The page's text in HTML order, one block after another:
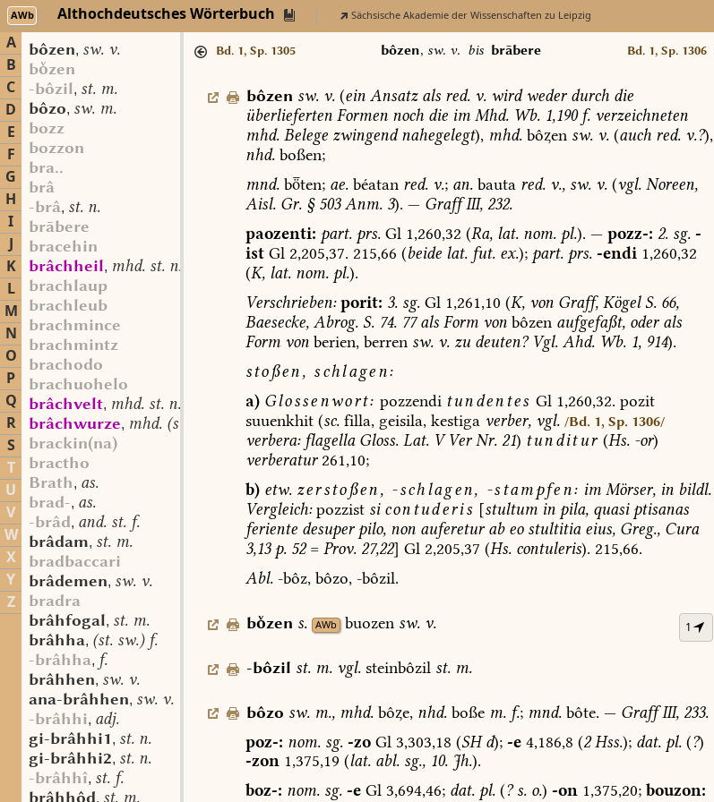
AWb Althochdeutsches Wörterbuch Sächsische Akademie der Wissenschaften zu Leipzig
A
B
C
D
E
F
G
H
I
J
K
L
M
N
O
P
Q
R
S
T
U
V
W
X
Y
Z
bôzen, sw. v.
bzen
-bôzil, st. m.
bôzo, sw. m.
bozz
bozzon
bra..
brâ
-brâ, st. n.
brābere
bracehin
brâchheil, mhd. st. n.
brachlaup
brachleub
brachmince
brachmintz
brachodo
brachuohelo
brâchvelt, mhd. st. n.
brâchwurze, mhd. (st. sw.?) f.
brackin(na)
bractho
Brath, as.
brad-, as.
-brâd, and. st. f.
brâdam, st. m.
bradbaccari
brâdemen, sw. v.
bradra
brâhfogal, st. m.
brâhha, (st. sw.) f.
-brâhha, f.
brâhhen, sw. v.
ana-brâhhen, sw. v.
-brâhhi, adj.
gi-brâhhi1, st. n.
gi-brâhhi2, st. n.
-brâhhî, st. f.
brâhhôd, st. m.
Bd. 1, Sp. 1305 bôzen, sw. v. bis brābere Bd. 1, Sp. 1306
bôzen sw. v. (ein Ansatzals red. v. wirdwederdurch die
überliefertenFormennochdieimMhd.Wb. 1,190f.verzeichneten
mhd.Belegezwingend nahegelegt), mhd.bôen sw.v.(auchred.v.?),
nhd.boßen;
mnd.bten; ae.béatan red.v.; an.bauta red.v., sw.v.(vgl.Noreen,
Aisl.Gr.§503Anm.3). — Graff III,232.
paozenti: part.prs.Gl1,260,32 (Ra,lat.nom.pl.). — pozz-: 2.sg. -
istGl2,205,37. 215,66 (beidelat. fut.ex.); part.prs. -endi1,260,32
(K,lat.nom.pl.).
Verschrieben: porit: 3.sg.Gl1,261,10 (K,vonGraff, KögelS.66,
Baesecke,Abrog.S.74.77alsFormvon bôzen aufgefaßt,oderals
Formvonberien,berren sw.v.zudeuten?Vgl.Ahd.Wb.1,914).
stoßen, schlagen:
a) Glossenwort: pozzendi tundentes Gl1,260,32. pozit
suuenkhit(sc.filla,geisila,kestiga verber,vgl. /Bd. 1, Sp. 1306/
verbera:flagellaGloss.Lat.VVerNr.21) tunditur (Hs. -or)
verberatur261,10;
b) etw. zerstoßen, -schlagen, -stampfen: im Mörser, in bildl.
Vergleich:pozzist si contuderis [stultum in pila, quasiptisanas
ferientedesuperpilo, nonaufereturabeostultitiaeius,Greg.,Cura
3,13 p.52= Prov.27,22] Gl2,205,37 (Hs.contuleris). 215,66.
Abl.-bôz,bôzo,-bôzil.
1
bzen s. AWb buozen sw.v.
-bôzil st. m. vgl. steinbôzil st. m.
bôzo sw. m., mhd. bôe, nhd. boße m. f.; mnd. bôte. — GraffIII, 233.
poz-: nom.sg. -zoGl3,303,18 (SHd); -e4,186,8 (2Hss.); dat.pl.(?)
-zon1,375,19 (lat.abl.sg., 10.Jh.).
boz-: nom.sg. -eGl3,694,46; dat.pl.(?s.o.) -on 1,375,20; bouzon: